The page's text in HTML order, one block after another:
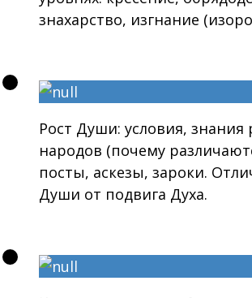
знахарство, изгнание
Рост Души: условия, знания
народов (почему
посты, аскезы, зароки.
Души от подвига Духа.